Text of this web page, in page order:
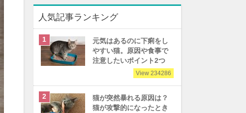
人気記事ランキング
元気はあるのに下痢をし
やすい猫。原因や食事で
注意したいポイント2つ
View 234286
猫が突然暴れる原因は？
猫が攻撃的になったとき